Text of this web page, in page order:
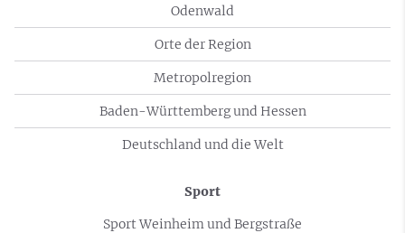
Odenwald
Orte der Region
Metropolregion
Baden-Württemberg und Hessen
Deutschland und die Welt
Sport
Sport Weinheim und Bergstraße